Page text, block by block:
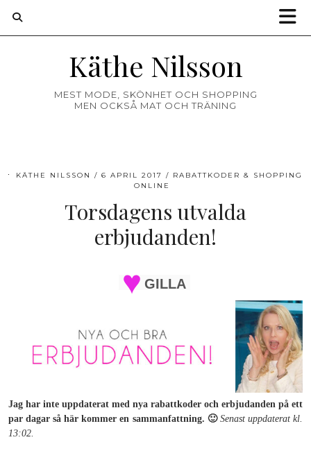
Käthe Nilsson
MEST MODE, SKÖNHET OCH SHOPPING
MEN OCKSÅ MAT OCH TRÄNING
KÄTHE NILSSON 6 APRIL 2017
RABATTKODER & SHOPPING
ONLINE
Torsdagens utvalda
erbjudanden!
GILLA
Jag har inte uppdaterat med nya rabattkoder och erbjudanden på ett
par dagar så här kommer en sammanfattning. 🙂 Senast uppdaterat kl.
13:02.